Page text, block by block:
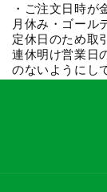
・ご注文日時が
月休み・ゴール
定休日のため取
連休明け営業日
のないようにし